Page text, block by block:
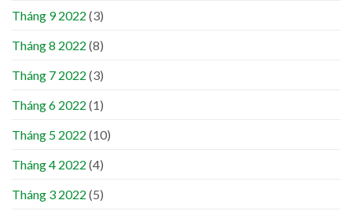
Tháng 9 2022 (3)
Tháng 8 2022 (8)
Tháng 7 2022 (3)
Tháng 6 2022 (1)
Tháng 5 2022 (10)
Tháng 4 2022 (4)
Tháng 3 2022 (5)